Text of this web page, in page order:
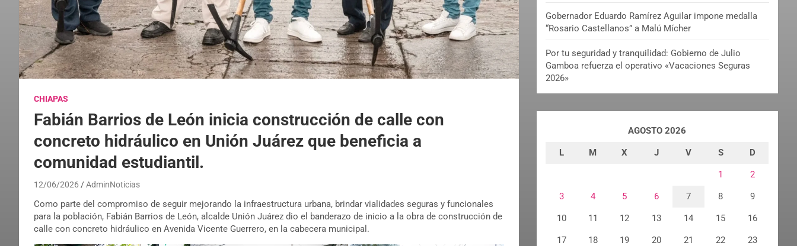
CHIAPAS
Fabián Barrios de León inicia construcción de calle con
concreto hidráulico en Unión Juárez que beneficia a
comunidad estudiantil.
12/06/2026 AdminNoticias
Como parte del compromiso de seguir mejorando la infraestructura urbana, brindar vialidades seguras y funcionales
para la población, Fabián Barrios de León, alcalde Unión Juárez dio el banderazo de inicio a la obra de construcción de
calle con concreto hidráulico en Avenida Vicente Guerrero, en la cabecera municipal.
Gobernador Eduardo Ramírez Aguilar impone medalla
“Rosario Castellanos” a Malú Mícher
Por tu seguridad y tranquilidad: Gobierno de Julio
Gamboa refuerza el operativo «Vacaciones Seguras
2026»
AGOSTO 2026
L M X J V S D
1 2
3 4 5 6 7 8 9
10 11 12 13 14 15 16
17 18 19 20 21 22 23